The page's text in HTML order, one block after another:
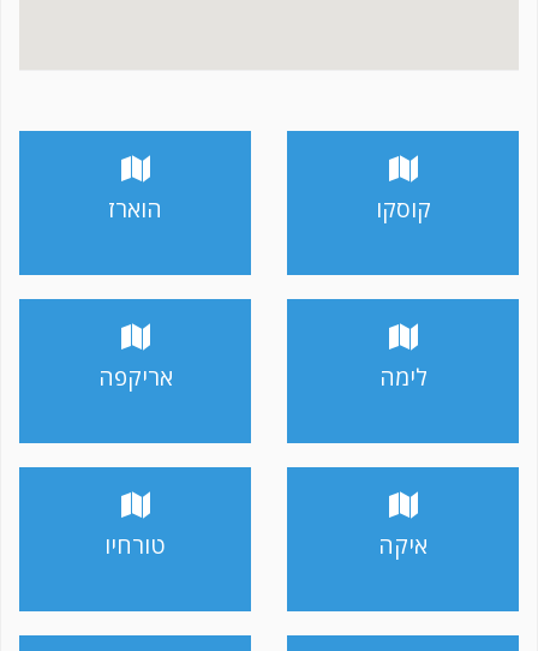
קוסקו הוארז
לימה אריקפה
איקה טורחיו